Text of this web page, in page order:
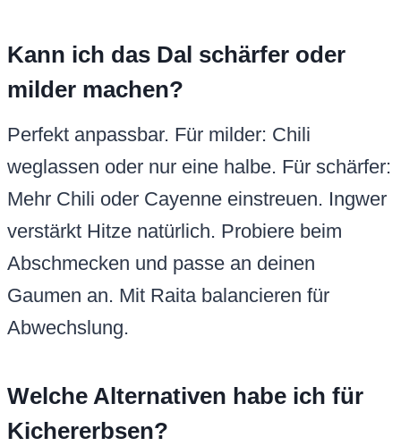
Kann ich das Dal schärfer oder
milder machen?
Perfekt anpassbar. Für milder: Chili
weglassen oder nur eine halbe. Für schärfer:
Mehr Chili oder Cayenne einstreuen. Ingwer
verstärkt Hitze natürlich. Probiere beim
Abschmecken und passe an deinen
Gaumen an. Mit Raita balancieren für
Abwechslung.
Welche Alternativen habe ich für
Kichererbsen?